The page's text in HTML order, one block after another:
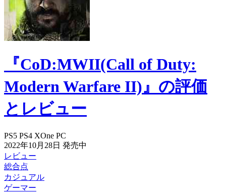
『CoD:MWII(Call of Duty:
Modern Warfare II)』の評価
とレビュー
PS5 PS4 XOne PC
2022年10月28日 発売中
レビュー
総合点
カジュアル
ゲーマー